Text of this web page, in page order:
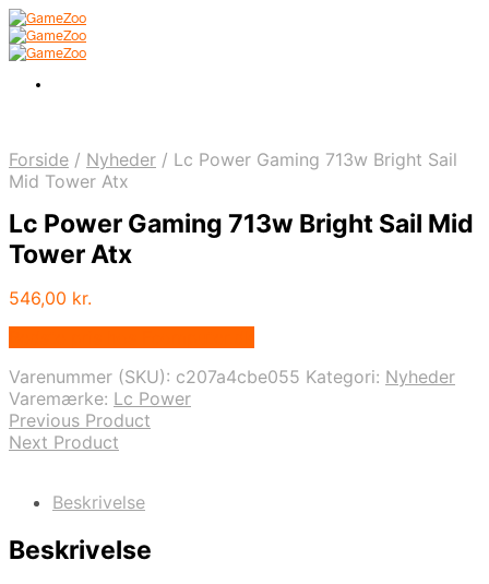
Forside / Nyheder / Lc Power Gaming 713w Bright Sail
Mid Tower Atx
Lc Power Gaming 713w Bright Sail Mid
Tower Atx
546,00 kr.
Varenummer (SKU): c207a4cbe055 Kategori: Nyheder
Varemærke: Lc Power
Previous Product
Next Product
Beskrivelse
Beskrivelse